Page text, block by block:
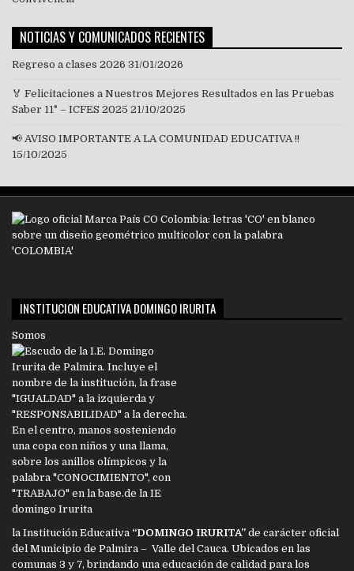
NOTICIAS Y COMUNICADOS RECIENTES
Regreso a clases 2026 31/01/2026
🏅 Felicitaciones a Nuestros Mejores Resultados en las Pruebas
Saber 11° – ICFES 2025 21/10/2025
📢 AVISO IMPORTANTE A LA COMUNIDAD EDUCATIVA !!
15/10/2025
INSTITUCION EDUCATIVA DOMINGO IRURITA
Somos
la Institución Educativa “DOMINGO IRURITA” de carácter oficial
del Municipio de Palmira – Valle del Cauca. Ubicados en las
comunas 3 y 7, brindando una educación de calidad para los